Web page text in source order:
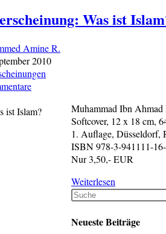
man
das
verrichtet
(2.
verbesserte
Auflage)
Was ist
Amine R.
2010
Muhammad Ibn Ahmad
Softcover, 12 x 18 cm,
1. Auflage, Düsseldorf,
ISBN 978-3-941111-
Nur 3,50,- EUR
Weiterlesen
Was
Islam?
Neueste Beiträge